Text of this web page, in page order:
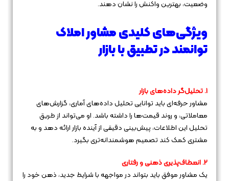
وضعیت، بهترین واکنش را نشان دهند.
ویژگی‌های کلیدی مشاور املاک
توانمند در تطبیق با بازار
1. تحلیل‌گر داده‌های بازار
مشاور حرفه‌ای باید توانایی تحلیل داده‌های آماری، گزارش‌های
معاملاتی، و روند قیمت‌ها را داشته باشد. او می‌تواند از طریق
تحلیل این اطلاعات، پیش‌بینی دقیقی از آینده بازار ارائه دهد و به
مشتری کمک کند تصمیم هوشمندانه‌تری بگیرد.
2. انعطاف‌پذیری ذهنی و رفتاری
یک مشاور موفق باید بتواند در مواجهه با شرایط جدید، ذهن خود را